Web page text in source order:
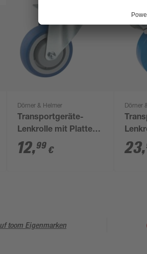
Dörner & Helmer
Transportgeräte-
Lenkrolle mit Platte
80 mm
12,99 €
Dörner
100
23,
toom Eigenmarken